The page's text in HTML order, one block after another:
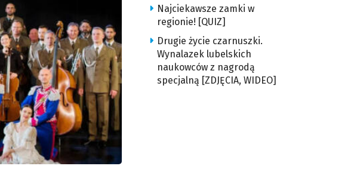
Najciekawsze zamki w
regionie! [QUIZ]
Drugie życie czarnuszki.
Wynalazek lubelskich
naukowców z nagrodą
specjalną [ZDJĘCIA, WIDEO]